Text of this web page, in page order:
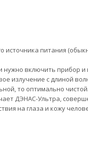
источника питания
включить прибор
излучение с длиной
то оптимально чистой.
ДЭНАС-Ультра,
на глаза и кожу